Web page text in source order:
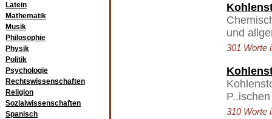
Latein
Mathematik
Musik
Philosophie
Physik
Politik
Psychologie
Rechtswissenschaften
Religion
Sozialwissenschaften
Spanisch
und
301 Worte
310 Worte